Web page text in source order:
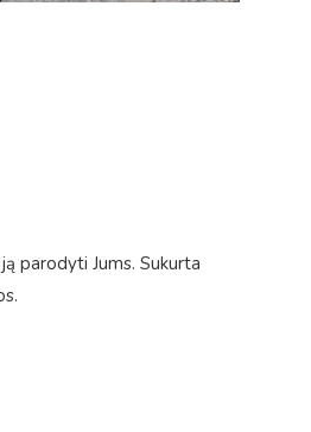
parodyti Jums. Sukurta